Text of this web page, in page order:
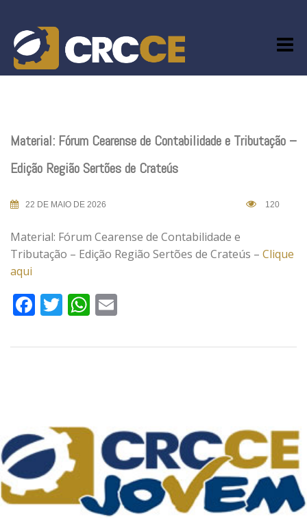
content
Material: Fórum Cearense de Contabilidade e Tributação –
Edição Região Sertões de Crateús
22 DE MAIO DE 2026 120
Material: Fórum Cearense de Contabilidade e
Tributação – Edição Região Sertões de Crateús – Clique
aqui
Facebook
TwitterWhatsApp